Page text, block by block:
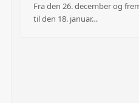
Fra den 26. december og
til den 18. januar…